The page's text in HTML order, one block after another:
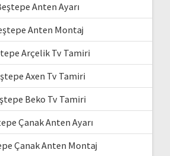
Anten Ayarı
Anten Montaj
Arçelik Tv Tamiri
Axen Tv Tamiri
Beko Tv Tamiri
Çanak Anten Ayarı
Çanak Anten Montaj